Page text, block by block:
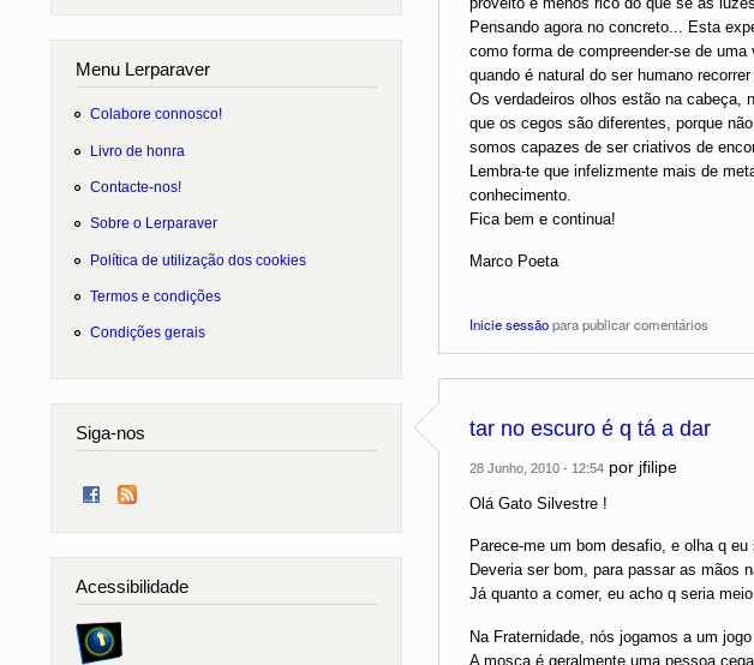
Pensando agora no concreto... Esta
como forma de compreender-se de
quando é natural do ser humano
Os verdadeiros olhos estão na cabeça,
que os cegos são diferentes, porque
somos capazes de ser criativos de
Lembra-te que infelizmente mais de
conhecimento.
Fica bem e continua!
Marco Poeta
Inicie sessãopara publicar comentários
tar no escuro é q tá a dar
28 Junho, 2010 - 12:54por jfilipe
Olá Gato Silvestre !
Parece-me um bom desafio, e olha q
Deveria ser bom, para passar as mãos
Já quanto a comer, eu acho q seria
Na Fraternidade, nós jogamos a um
A mosca é geralmente uma pessoa
Menu Lerparaver
Colabore connosco!
Livro de honra
Contacte-nos!
Sobre o Lerparaver
Política de utilização dos cookies
Termos e condições
Condições gerais
Siga-nos
Acessibilidade